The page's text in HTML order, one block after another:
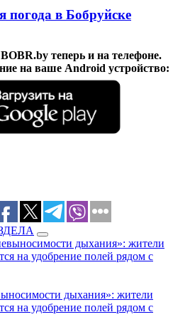
погода в Бобруйске
теперь и на телефоне.
на ваше Android устройство:
дыхания»: жители
на удобрение полей рядом с